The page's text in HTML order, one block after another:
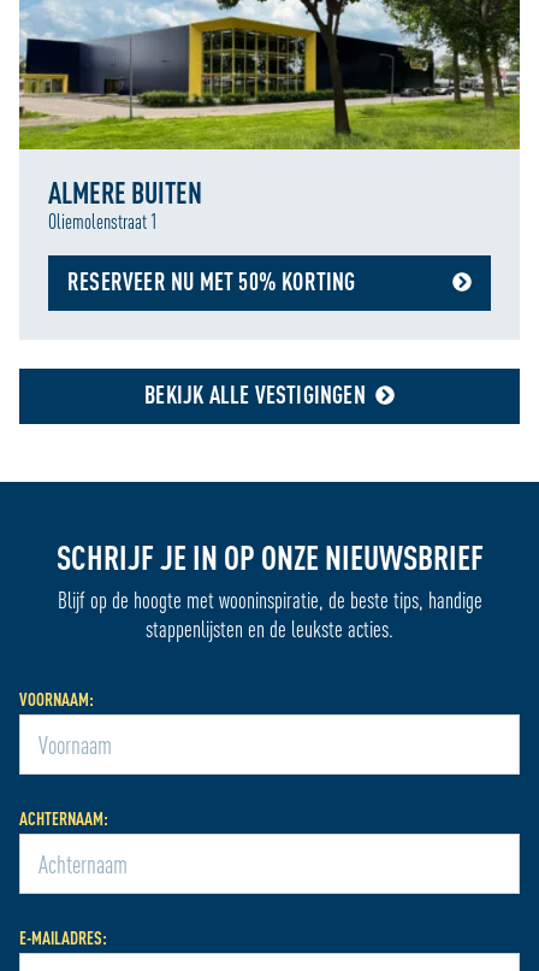
ALMERE BUITEN
Oliemolenstraat 1
RESERVEER NU MET 50% KORTING
BEKIJK ALLE VESTIGINGEN
SCHRIJF JE IN OP ONZE NIEUWSBRIEF
Blijf op de hoogte met wooninspiratie, de beste tips, handige
stappenlijsten en de leukste acties.
VOORNAAM:
ACHTERNAAM:
E-MAILADRES: